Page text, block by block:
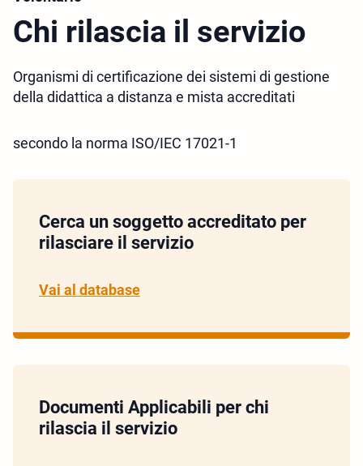
Chi rilascia il servizio
Organismi di certificazione dei sistemi di gestione
della didattica a distanza e mista accreditati
secondo la norma ISO/IEC 17021-1
Cerca un soggetto accreditato per
rilasciare il servizio
Vai al database
Documenti Applicabili per chi
rilascia il servizio